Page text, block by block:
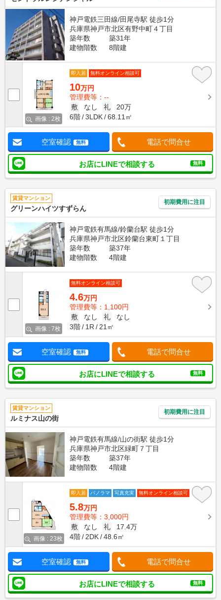
神戸電鉄三田線/田尾寺駅 徒歩1分
兵庫県神戸市北区有野中町４丁目
築年数
築31年
建物階数
8階建
画像 : 2枚
即入居 無料オンライン相談可
10万円
管理費等：--
敷
なし 礼
20万
6階
3LDK 68.11㎡
空室確認 無料 電話で問合せ
お店にLINEで相談する 無料
賃貸マンション
グリーンハイツすずらん
初期費用に注目
神戸電鉄有馬線/鈴蘭台駅 徒歩1分
兵庫県神戸市北区鈴蘭台東町１丁目
築年数
築37年
建物階数
4階建
画像 : 7枚
無料オンライン相談可
4.6万円
管理費等：1,100円
敷
なし 礼
なし
3階
1R 21㎡
空室確認 無料 電話で問合せ
お店にLINEで相談する 無料
賃貸マンション
ルミナス山の街
初期費用に注目
神戸電鉄有馬線/山の街駅 徒歩1分
兵庫県神戸市北区緑町７丁目
築年数
築37年
建物階数
4階建
画像 : 23枚
即入居 パノラマ 写真充実 無料オンライン相談可
5.8万円
管理費等：3,000円
敷
なし 礼
17.4万
4階
2DK 48.6㎡
空室確認 無料 電話で問合せ
お店にLINEで相談する 無料